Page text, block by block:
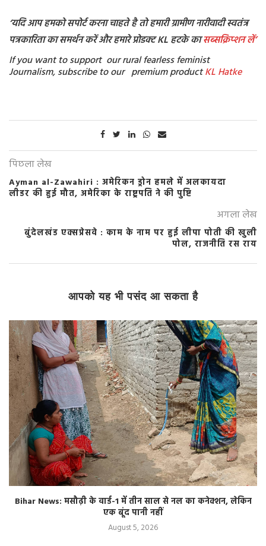
‘यदि आप हमको सपोर्ट करना चाहते है तो हमारी ग्रामीण नारीवादी स्वतंत्र
पत्रकारिता का समर्थन करें और हमारे प्रोडक्ट KL हटके कासब्सक्रिप्शनलें’
If you want to support our rural fearless feminist
Journalism, subscribe to our premium productKL Hatke
पिछला लेख
Ayman al-Zawahiri : अमेरिकन ड्रोन हमले में अलकायदा
लीडर की हुई मौत, अमेरिका के राष्ट्रपति ने की पुष्टि
अगला लेख
बुंदेलखंड एक्सप्रेसवे : काम के नाम पर हुई लीपा पोती की खुली
पोल, राजनीति रस राय
आपको यह भी पसंद आ सकता है
Bihar News: मसौढ़ी के वार्ड-1 में तीन साल से नल का कनेक्शन, लेकिन
एक बूंद पानी नहीं
August 5, 2026